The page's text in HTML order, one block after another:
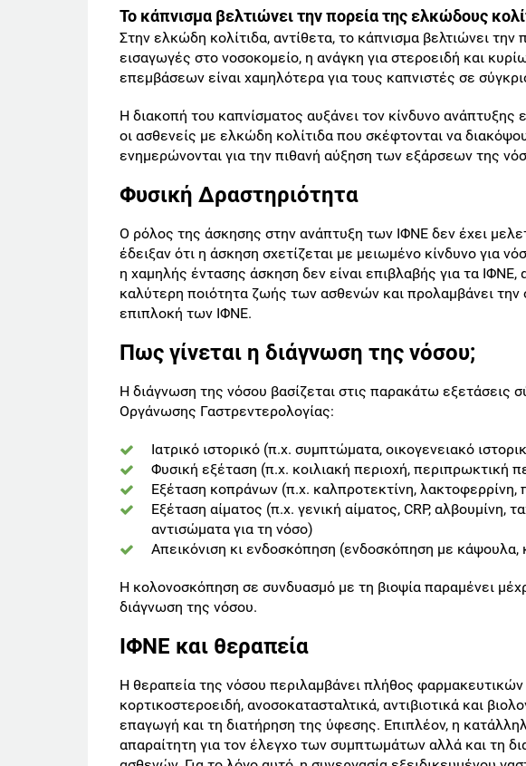
Το κάπνισμα βελτιώνει την πορεία της ελκώδους
Στην ελκώδη κολίτιδα, αντίθετα, το κάπνισμα βελτιώνει την
εισαγωγές στο νοσοκομείο, η ανάγκη για στεροειδή και
επεμβάσεων είναι χαμηλότερα για τους καπνιστές σε
Η διακοπή του καπνίσματος αυξάνει τον κίνδυνο ανάπτυξης
οι ασθενείς με ελκώδη κολίτιδα που σκέφτονται να
ενημερώνονται για την πιθανή αύξηση των εξάρσεων της
Φυσική Δραστηριότητα
Ο ρόλος της άσκησης στην ανάπτυξη των ΙΦΝΕ δεν έχει
έδειξαν ότι η άσκηση σχετίζεται με μειωμένο κίνδυνο για
η χαμηλής έντασης άσκηση δεν είναι επιβλαβής για τα ΙΦΝΕ,
καλύτερη ποιότητα ζωής των ασθενών και προλαμβάνει
επιπλοκή των ΙΦΝΕ.
Πως γίνεται η διάγνωση της νόσου;
Η διάγνωση της νόσου βασίζεται στις παρακάτω εξετάσεις
Οργάνωσης Γαστρεντερολογίας:
Ιατρικό ιστορικό (π.χ. συμπτώματα, οικογενειακό
Φυσική εξέταση (π.χ. κοιλιακή περιοχή, περιπρωκτική
Εξέταση κοπράνων (π.χ. καλπροτεκτίνη, λακτοφερρίνη,
Εξέταση αίματος (π.χ. γενική αίματος, CRP, αλβουμίνη,
αντισώματα για τη νόσο)
Απεικόνιση κι ενδοσκόπηση (ενδοσκόπηση με κάψουλα,
Η κολονοσκόπηση σε συνδυασμό με τη βιοψία παραμένει
διάγνωση της νόσου.
ΙΦΝΕ και θεραπεία
Η θεραπεία της νόσου περιλαμβάνει πλήθος
κορτικοστεροειδή, ανοσοκατασταλτικά, αντιβιοτικά και
επαγωγή και τη διατήρηση της ύφεσης. Επιπλέον, η
απαραίτητη για τον έλεγχο των συμπτωμάτων αλλά και τη